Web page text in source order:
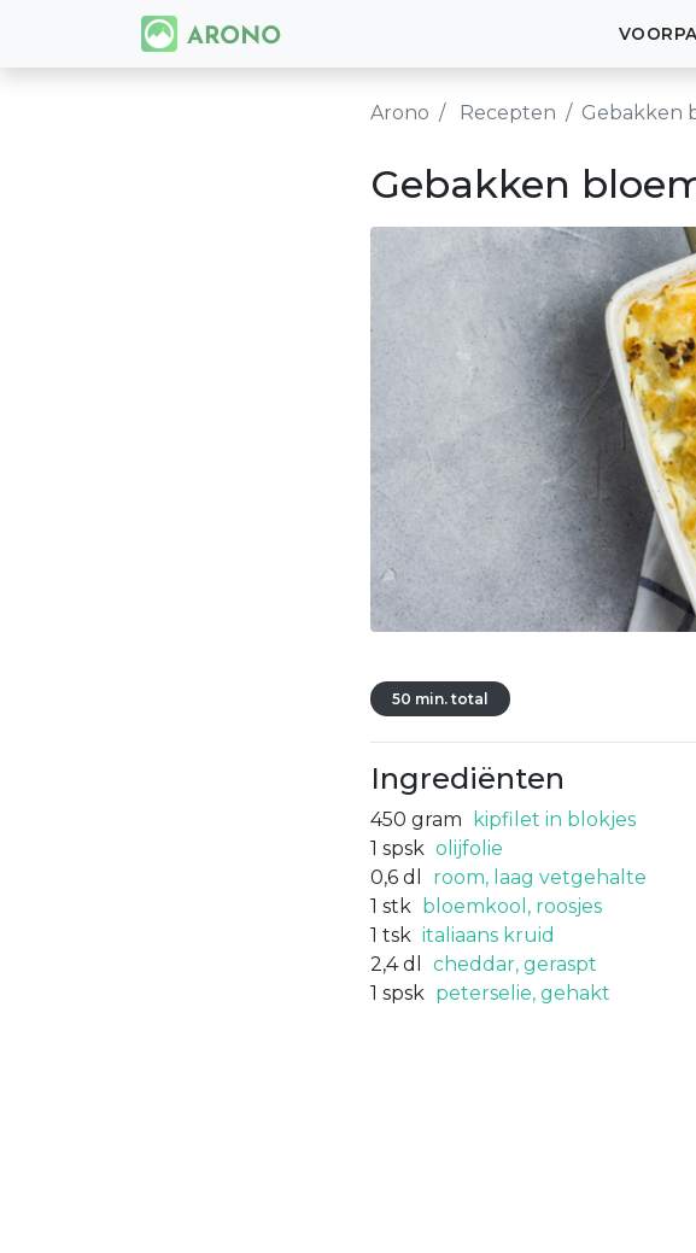
Arono Recepten Gebakken
Gebakken
50 min. total
Ingrediënten
450 gram
kipfilet in blokjes
1 spsk olijfolie
0,6 dl
room, laag vetgehalte
1 stk bloemkool, roosjes
1 tsk italiaans kruid
2,4 dl
cheddar, geraspt
1 spsk peterselie, gehakt